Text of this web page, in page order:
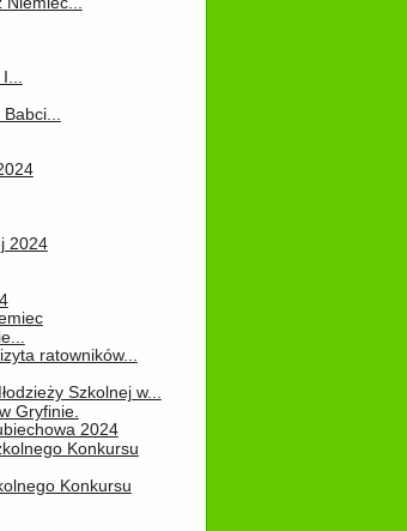
2024
ratowników...
Szkolnej w...
Gryfinie.
2024
Konkursu
Konkursu